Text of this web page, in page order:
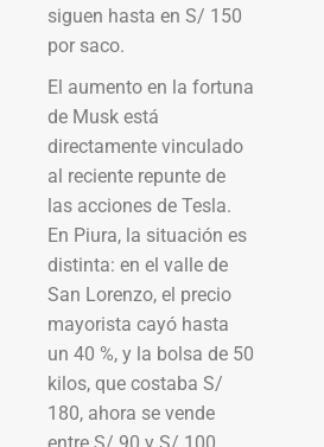
siguen hasta en S/ 150
por saco.
El aumento en la fortuna
de Musk está
directamente vinculado
al reciente repunte de
las acciones de Tesla.
En Piura, la situación es
distinta: en el valle de
San Lorenzo, el precio
mayorista cayó hasta
un 40 %, y la bolsa de 50
kilos, que costaba S/
180, ahora se vende
entre S/ 90 y S/ 100.